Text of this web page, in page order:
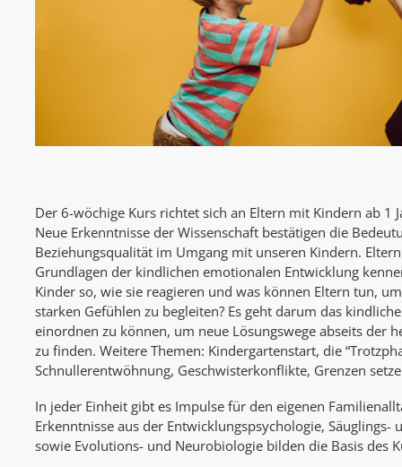
Der 6-wöchige Kurs richtet sich an Eltern mit Kindern ab 1
Neue Erkenntnisse der Wissenschaft bestätigen die
Beziehungsqualität im Umgang mit unseren Kindern.
Grundlagen der kindlichen emotionalen Entwicklung
Kinder so, wie sie reagieren und was können Eltern tun,
starken Gefühlen zu begleiten? Es geht darum das
einordnen zu können, um neue Lösungswege abseits der
zu finden. Weitere Themen: Kindergartenstart, die
Schnullerentwöhnung, Geschwisterkonflikte, Grenzen
In jeder Einheit gibt es Impulse für den eigenen
Erkenntnisse aus der Entwicklungspsychologie, Säuglings-
sowie Evolutions- und Neurobiologie bilden die Basis des